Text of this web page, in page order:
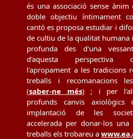
és una associació sense
doble objectiu íntimament
cantó es proposa estudiar i
de cultiu de la qualitat humana
profunda des d'una
d'aquesta perspectiva
l'apropament a les tradicions
treballs i recomanacions
(saber-ne més) ; i per
profunds canvis axiològics
implantació de les
accelerada per donar-los una
treballs els trobareu a